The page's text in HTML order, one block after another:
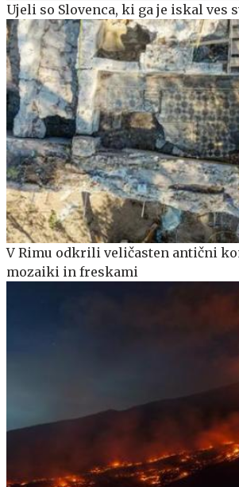
Ujeli so Slovenca, ki ga je iskal ves
V Rimu odkrili veličasten antični
mozaiki in freskami